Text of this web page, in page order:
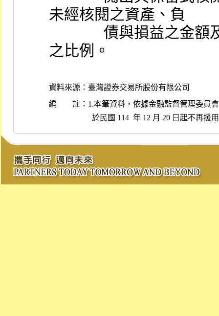
未經核閱之資產、負
之比例。
資料來源： 臺灣證券交易所股份有限公司
編 註： 1.本筆資料，依據金融監督管理委員
於民國 114  年 12 月 20 日起不再